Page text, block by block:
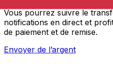
Vous pourrez suivre le
notifications en direct et
de paiement et de remise.
Envoyer de l’argent